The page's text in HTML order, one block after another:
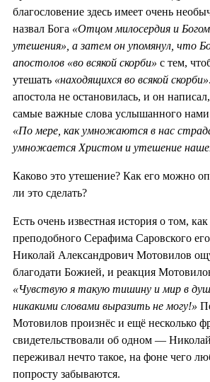
благословение здесь имеет очень
назвал Бога «Отцом милосердия и Богом
утешения», а затем он упомянул, что
апостолов «во всякой скорби» с тем,
утешать «находящихся во всякой скорби»
апостола не остановилась, и он
самые важные слова услышанного нами
«По мере, как умножаются в нас
умножается Христом и утешение
Каково это утешение? Как его можно
ли это сделать?
Есть очень известная история о том,
преподобного Серафима Саровского
Николай Александрович Мотовилов
благодати Божией, и реакция
«Чувствую я такую тишину и мир в
никакими словами выразить не могу!»
Мотовилов произнёс и ещё несколько
свидетельствовали об одном —
переживал нечто такое, на фоне чего
попросту забываются.